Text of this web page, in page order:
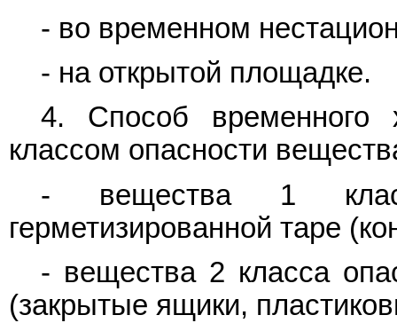
- во временном
- на открытой площадке.
4. Способ временного
классом опасности
- вещества 1
герметизированной таре
- вещества 2 класса
(закрытые ящики,